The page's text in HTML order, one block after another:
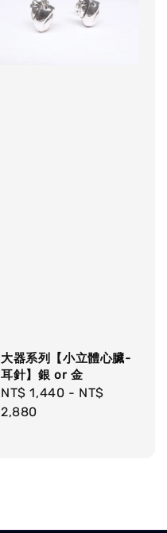
大器系列【小立體心臟-
耳針】銀 or 金
Regular
price
NT$ 1,440 - NT$
2,880